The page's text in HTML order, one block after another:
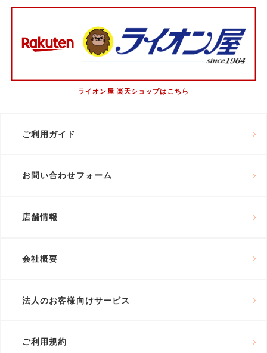
ライオン屋 楽天ショップはこちら
ご利用ガイド
お問い合わせフォーム
店舗情報
会社概要
法人のお客様向けサービス
ご利用規約